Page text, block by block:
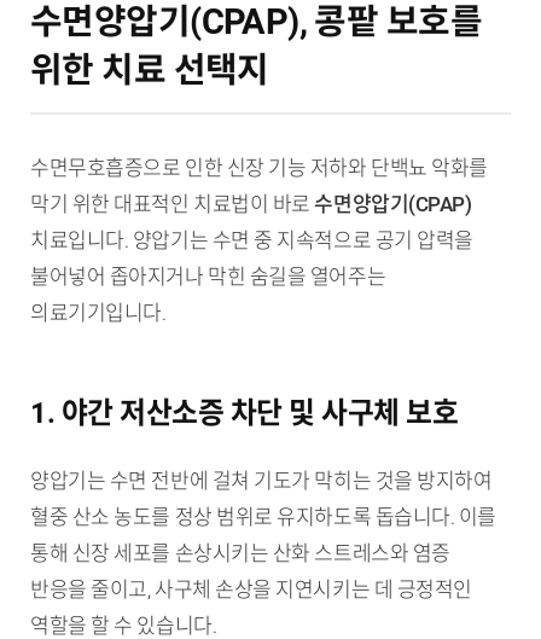
수면양압기(CPAP), 콩팥 보호를
위한 치료 선택지
수면무호흡증으로 인한 신장 기능 저하와 단백뇨 악화를
막기 위한 대표적인 치료법이 바로수면양압기(CPAP)
치료입니다. 양압기는 수면 중 지속적으로 공기 압력을
불어넣어 좁아지거나 막힌 숨길을 열어주는
의료기기입니다.
1. 야간 저산소증 차단 및 사구체 보호
양압기는 수면 전반에 걸쳐 기도가 막히는 것을 방지하여
혈중 산소 농도를 정상 범위로 유지하도록 돕습니다. 이를
통해 신장 세포를 손상시키는 산화 스트레스와 염증
반응을 줄이고, 사구체 손상을 지연시키는 데 긍정적인
역할을 할 수 있습니다.